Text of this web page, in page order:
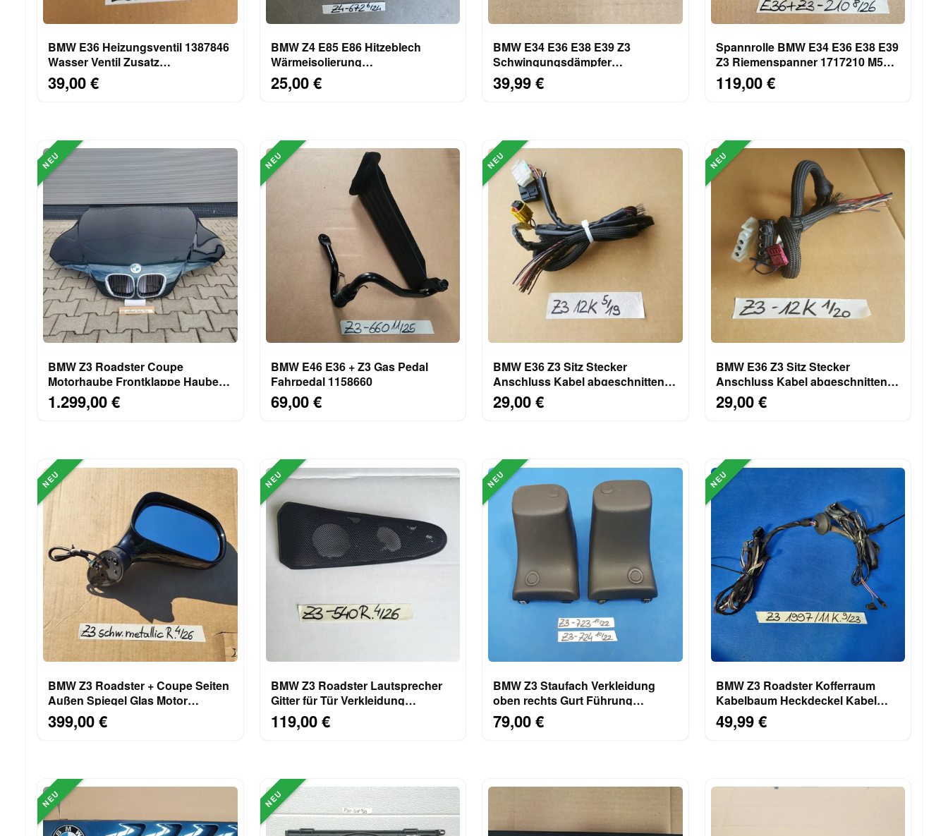
BMW E36 Heizungsventil 1387846
Wasser Ventil Zusatz
Wasserpumpe
39,00 €
BMW Z4 E85 E86 Hitzeblech
Wärmeisolierung
Wärmeschutzblech Stirnwand
7015672
25,00 €
BMW E34 E36 E38 E39 Z3
Schwingungsdämpfer
Riemenspanner 1717210 M50 M52
M43 S52
39,99 €
Spannrolle BMW E34 E36 E38 E39
Z3 Riemenspanner 1717210 M50
119,00 €
NEU
BMW Z3 Roadster Coupe
Motorhaube Frontklappe Haube
Oxford Grün ABHOLUNG!
1.299,00 €
NEU
BMW E46 E36 + Z3 Gas Pedal
Fahrpedal 1158660
69,00 €
NEU
BMW E36 Z3 Sitz Stecker
Anschluss Kabel abgeschnitten
12 Einzel Kabel 1378134
29,00 €
NEU
BMW E36 Z3 Sitz Stecker
Anschluss Kabel abgeschnitten
12 Einzel Kabel
29,00 €
NEU
BMW Z3 Roadster + Coupe Seiten
Außen Spiegel Glas Motor
RECHTS Schwarz Metallic
399,00 €
NEU
BMW Z3 Roadster Lautsprecher
Gitter für Tür Verkleidung
RECHTS Beifahrer Seite
119,00 €
NEU
BMW Z3 Staufach Verkleidung
oben rechts Gurt Führung
Abdeckung Höcker 8407723
79,00 €
NEU
BMW Z3 Roadster Kofferraum
Kabelbaum Heckdeckel Kabel
Heckklappe 11 Kabel
49,99 €
NEU NEU